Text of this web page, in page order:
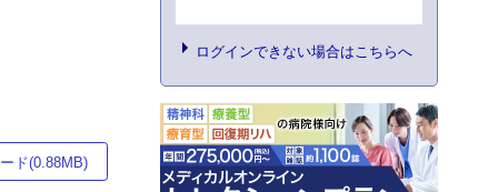
ド(0.88MB)
ログインできない場合はこちらへ